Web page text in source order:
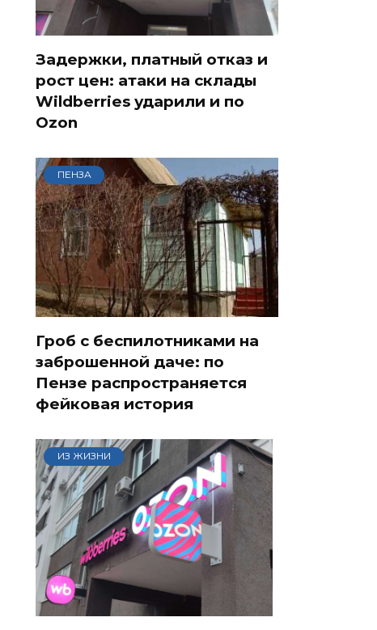
Задержки, платный отказ и
рост цен: атаки на склады
Wildberries ударили и по
Ozon
ПЕНЗА
Гроб с беспилотниками на
заброшенной даче: по
Пензе распространяется
фейковая история
ИЗ ЖИЗНИ